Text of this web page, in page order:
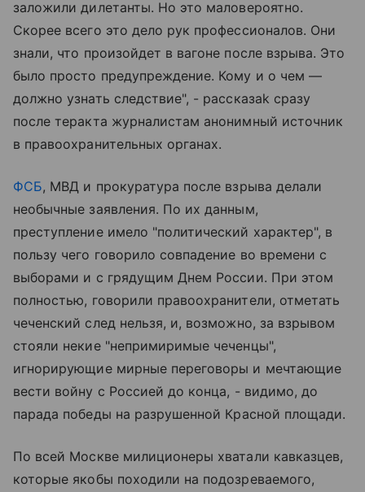
заложили дилетанты. Но это маловероятно.
Скорее всего это дело рук профессионалов. Они
знали, что произойдет в вагоне после взрыва. Это
было просто предупреждение. Кому и о чем —
должно узнать следствие", - рассказаk сразу
после теракта журналистам анонимный источник
в правоохранительных органах.
ФСБ, МВД и прокуратура после взрыва делали
необычные заявления. По их данным,
преступление имело "политический характер", в
пользу чего говорило совпадение во времени с
выборами и с грядущим Днем России. При этом
полностью, говорили правоохранители, отметать
чеченский след нельзя, и, возможно, за взрывом
стояли некие "непримиримые чеченцы",
игнорирующие мирные переговоры и мечтающие
вести войну с Россией до конца, - видимо, до
парада победы на разрушенной Красной площади.
По всей Москве милиционеры хватали кавказцев,
которые якобы походили на подозреваемого,